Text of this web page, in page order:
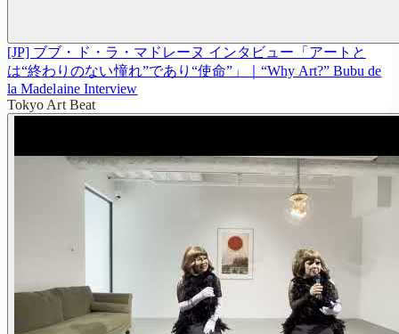
[JP] ブブ・ド・ラ・マドレーヌ インタビュー「アートと
は“終わりのない憧れ”であり“使命”」｜“Why Art?” Bubu de
la Madelaine Interview
Tokyo Art Beat